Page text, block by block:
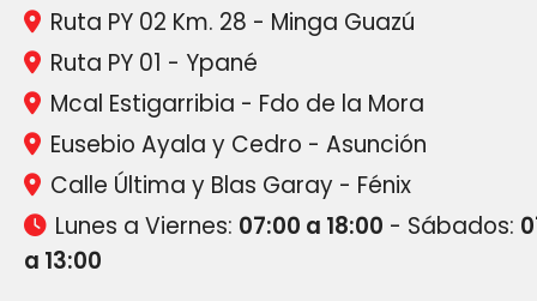
Ruta PY 02 Km. 28 - Minga Guazú
Ruta PY 01 - Ypané
Mcal Estigarribia - Fdo de la Mora
Eusebio Ayala y Cedro - Asunción
Calle Última y Blas Garay - Fénix
Lunes a Viernes: 07:00 a 18:00 - Sábados:
a 13:00